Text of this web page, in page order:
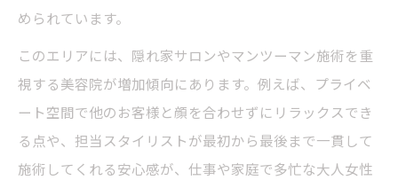
められています。
このエリアには、隠れ家サロンやマンツーマン施術を重
視する美容院が増加傾向にあります。例えば、プライベ
ート空間で他のお客様と顔を合わせずにリラックスでき
る点や、担当スタイリストが最初から最後まで一貫して
施術してくれる安心感が、仕事や家庭で多忙な大人女性